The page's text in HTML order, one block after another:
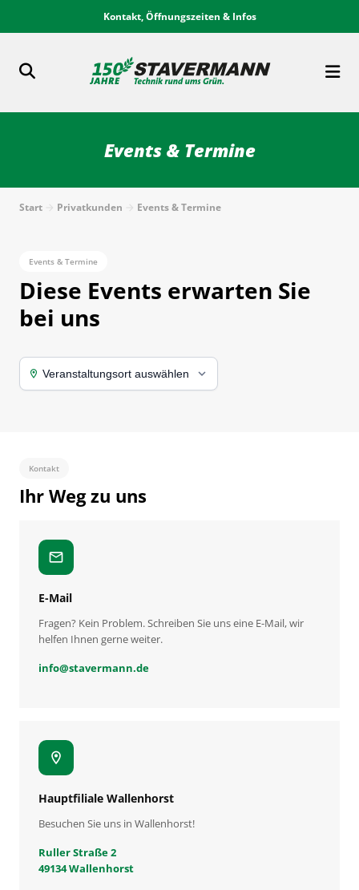
Kontakt, Öffnungszeiten & Infos
Events & Termine
Start Privatkunden Events & Termine
Events & Termine
Diese Events erwarten Sie
bei uns
location_on Veranstaltungsort auswählen
Kontakt
Ihr Weg zu uns
mail
E-Mail
Fragen? Kein Problem. Schreiben Sie uns eine E-Mail, wir
helfen Ihnen gerne weiter.
info@stavermann.de
location_on
Hauptfiliale Wallenhorst
Besuchen Sie uns in Wallenhorst!
Ruller Straße 2
49134 Wallenhorst